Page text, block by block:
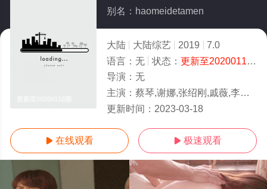
别名：haomeidetamen
大陆 大陆综艺 2019
7.0
语言： 无 状态： 更新至20200110期
导演： 无
主演： 蔡琴,谢娜,张绍刚,戚薇,李承铉,刘宪华
更新时间： 2023-03-18
 在线观看  极速观看